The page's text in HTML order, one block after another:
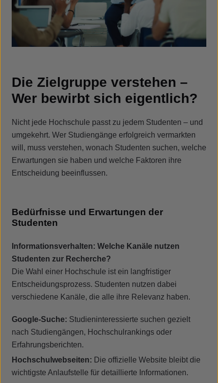
Die Zielgruppe verstehen –
Wer bewirbt sich eigentlich?
Nicht jede Hochschule passt zu jedem Studenten – und
umgekehrt. Wer Studiengänge erfolgreich vermarkten
will, muss verstehen, wonach Studenten suchen, welche
Erwartungen sie haben und welche Faktoren ihre
Entscheidung beeinflussen.
Bedürfnisse und Erwartungen der
Studenten
Informationsverhalten: Welche Kanäle nutzen
Studenten zur Recherche?
Die Wahl einer Hochschule ist ein langfristiger
Entscheidungsprozess. Studenten nutzen dabei
verschiedene Kanäle, die alle ihre Relevanz haben.
Google-Suche: Studieninteressierte suchen gezielt
nach Studiengängen, Hochschulrankings oder
Erfahrungsberichten.
Hochschulwebseiten: Die offizielle Website bleibt die
wichtigste Anlaufstelle für detaillierte Informationen.